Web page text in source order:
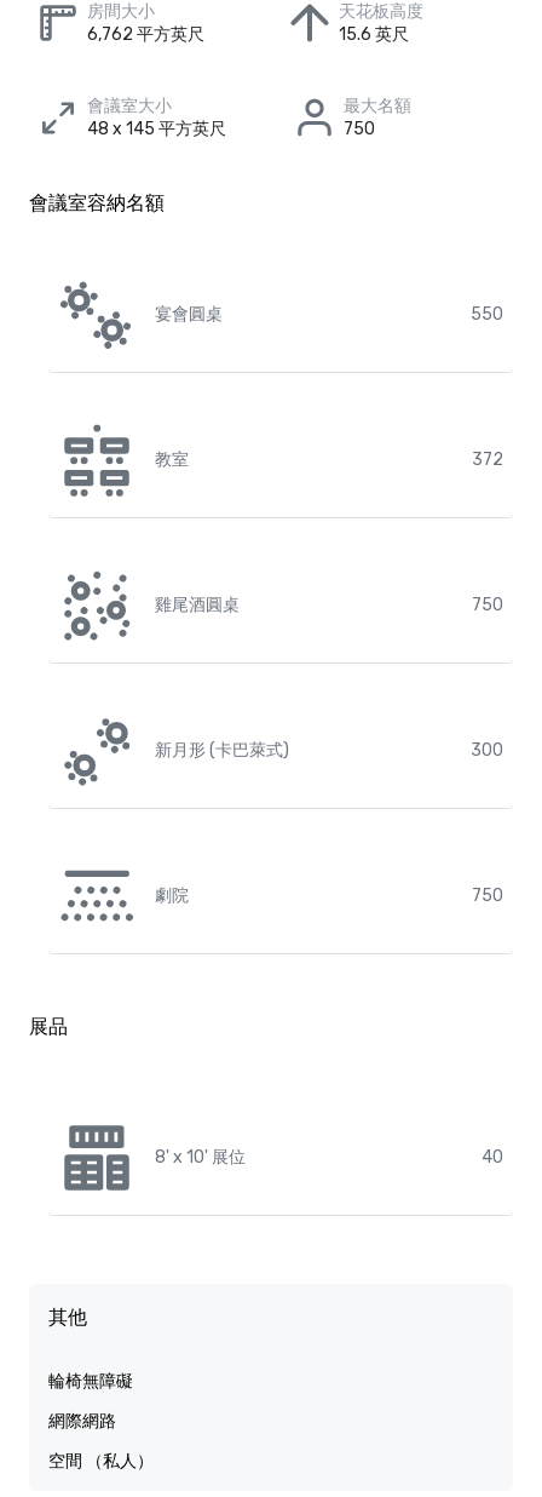
房間大小
6,762 平方英尺
天花板高度
15.6 英尺
會議室大小
48 x 145 平方英尺
最大名額
750
會議室容納名額
宴會圓桌 550
教室 372
雞尾酒圓桌 750
新月形 (卡巴萊式) 300
劇院 750
展品
8' x 10' 展位 40
其他
輪椅無障礙
網際網路
空間 （私人）